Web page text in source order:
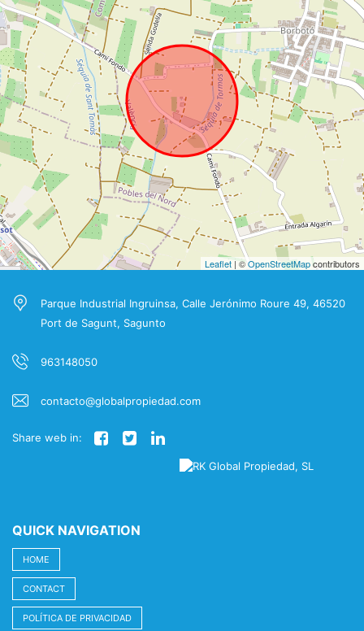
Leaflet | ©OpenStreetMapcontributors
Parque Industrial Ingruinsa, Calle Jerónimo Roure 49, 46520
Port de Sagunt, Sagunto
963148050
contacto@globalpropiedad.com
Share web in:
QUICK NAVIGATION
HOME
CONTACT
POLÍTICA DE PRIVACIDAD